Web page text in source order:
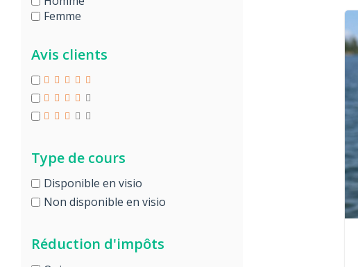
Femme
Avis clients
Type de cours
Disponible en visio
Non disponible en visio
Réduction d'impôts